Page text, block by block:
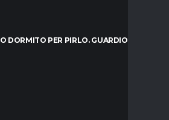
DORMITO PER PIRLO. GUARDIOLA,